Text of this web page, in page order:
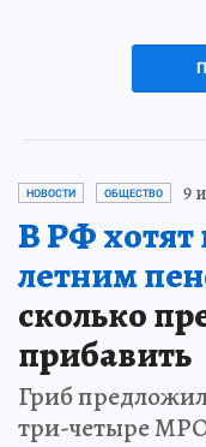
НОВОСТИ ОБЩЕСТВО 9
В РФ хотят
летним
сколько
прибавить
Гриб
три-четыре